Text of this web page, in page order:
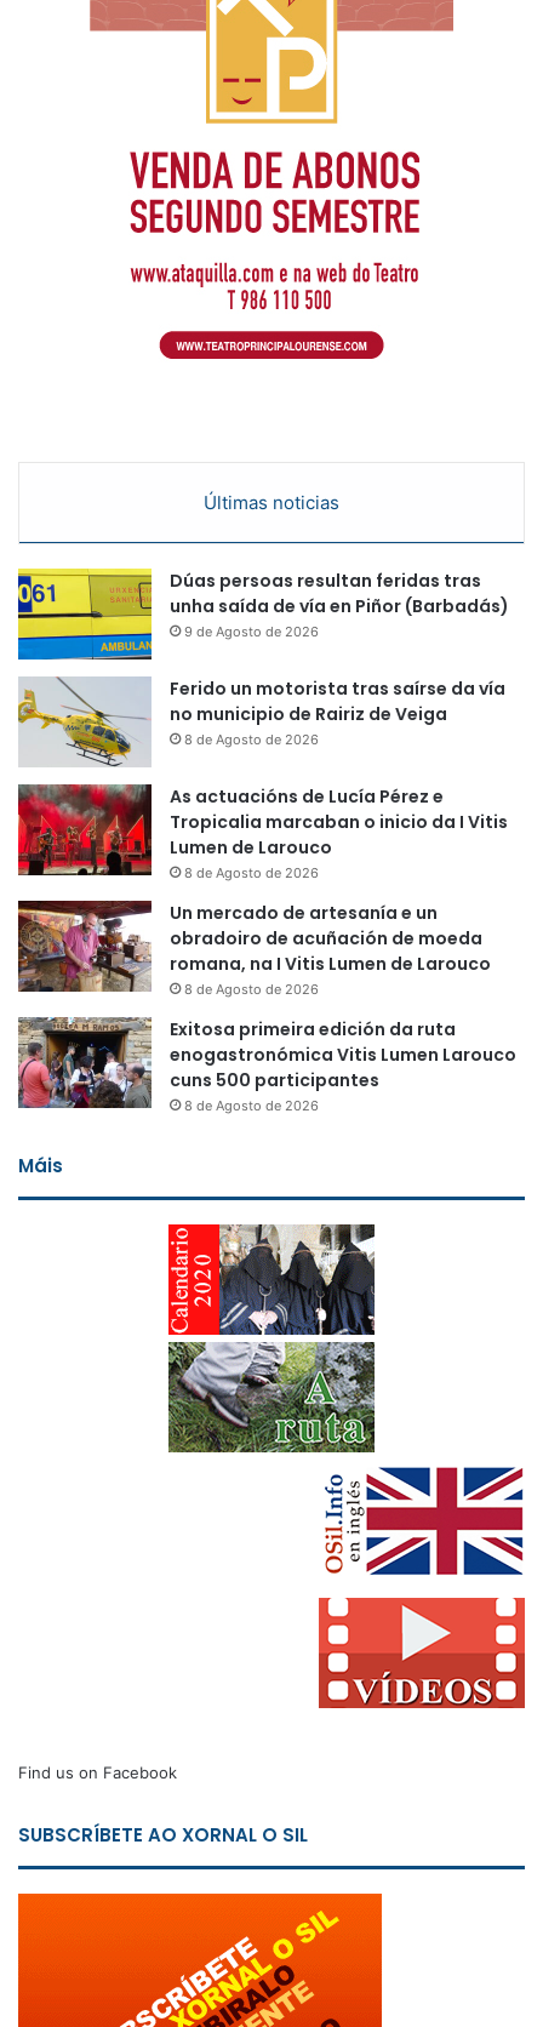
Últimas noticias
Dúas persoas resultan feridas tras
unha saída de vía en Piñor (Barbadás)
9 de Agosto de 2026
Ferido un motorista tras saírse da vía
no municipio de Rairiz de Veiga
8 de Agosto de 2026
As actuacións de Lucía Pérez e
Tropicalia marcaban o inicio da I Vitis
Lumen de Larouco
8 de Agosto de 2026
Un mercado de artesanía e un
obradoiro de acuñación de moeda
romana, na I Vitis Lumen de Larouco
8 de Agosto de 2026
Exitosa primeira edición da ruta
enogastronómica Vitis Lumen Larouco
cuns 500 participantes
8 de Agosto de 2026
Máis
Find us on Facebook
SUBSCRÍBETE AO XORNAL O SIL